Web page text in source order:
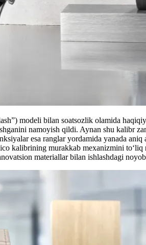
modeli bilan soatsozlik olamida
namoyish qildi. Aynan shu kalibr
esa ranglar yordamida yanada
kalibrining murakkab mexanizmini
materiallar bilan ishlashdagi